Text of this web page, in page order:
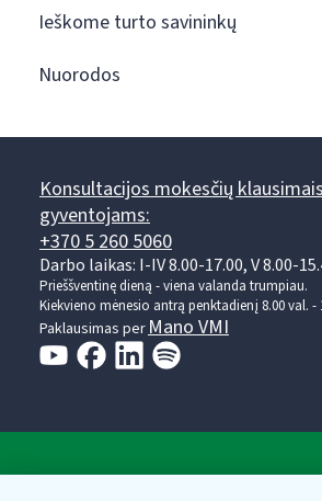
Ieškome turto savininkų
Nuorodos
Konsultacijos mokesčių
gyventojams:
+370 5 260 5060
Darbo laikas: I-IV 8.00-17.00, V 8.00-
Prieššventinę dieną - viena valanda trumpiau.
Kiekvieno mėnesio antrą penktadienį 8.00 val. -
Paklausimas per Mano VMI